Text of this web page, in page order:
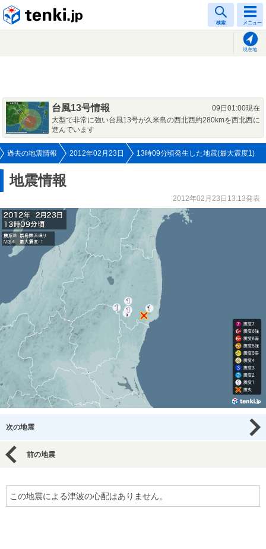
検索 メニュー
現在地
台風13号情報
09日01:00現在
大型で非常に強い台風13号が久米島の西北西約280kmを西北西に
進んでいます
過去の地震情報 2012年02月23日 13時09分頃発生した地震(最大震度1)
地震情報
2012年02月23日13:13発表
次の地震
前の地震
この地震による津波の心配はありません。